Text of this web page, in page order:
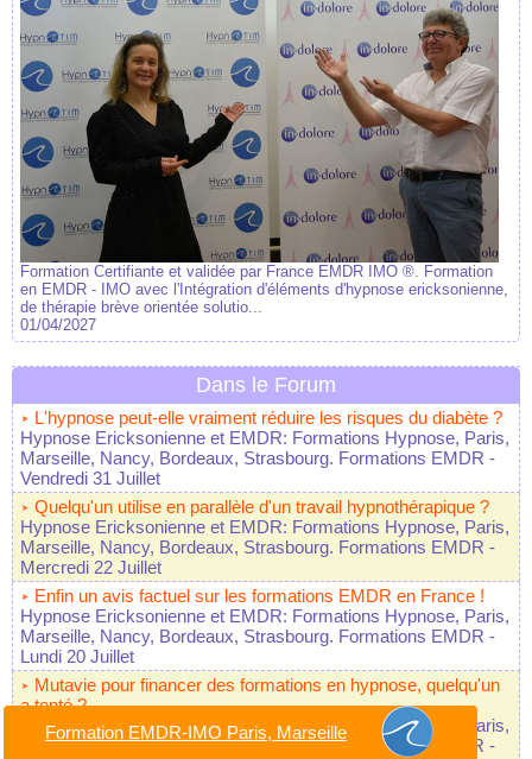
Formation Certifiante et validée par France EMDR IMO ®. Formation
en EMDR - IMO avec l'Intégration d'éléments d'hypnose ericksonienne,
de thérapie brève orientée solutio...
01/04/2027
Dans le Forum
L'hypnose peut-elle vraiment réduire les risques du diabète ?
Hypnose Ericksonienne et EMDR: Formations Hypnose, Paris,
Marseille, Nancy, Bordeaux, Strasbourg. Formations EMDR -
Vendredi 31 Juillet
Quelqu'un utilise en parallèle d'un travail hypnothérapique ?
Hypnose Ericksonienne et EMDR: Formations Hypnose, Paris,
Marseille, Nancy, Bordeaux, Strasbourg. Formations EMDR -
Mercredi 22 Juillet
Enfin un avis factuel sur les formations EMDR en France !
Hypnose Ericksonienne et EMDR: Formations Hypnose, Paris,
Marseille, Nancy, Bordeaux, Strasbourg. Formations EMDR -
Lundi 20 Juillet
Mutavie pour financer des formations en hypnose, quelqu'un
a tenté ?
Hypnose Ericksonienne et EMDR: Formations Hypnose, Paris,
Marseille, Nancy, Bordeaux, Strasbourg. Formations EMDR -
Formation EMDR-IMO Paris, Marseille